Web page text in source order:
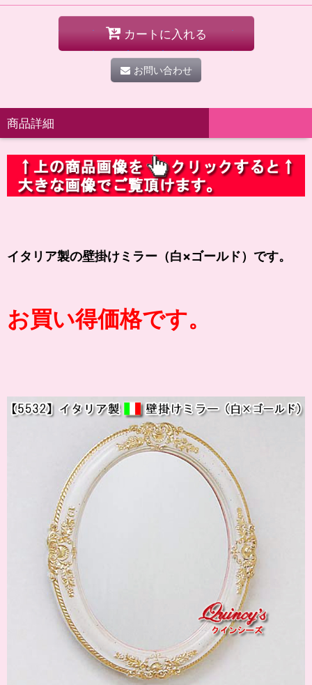
カートに入れる
お問い合わせ
商品詳細
イタリア製の壁掛けミラー（白×ゴールド）です。
お買い得価格です。